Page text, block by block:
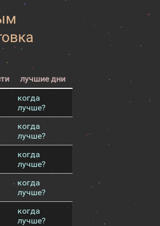
лучшие дни
когда
лучше?
когда
лучше?
когда
лучше?
когда
лучше?
когда
лучше?